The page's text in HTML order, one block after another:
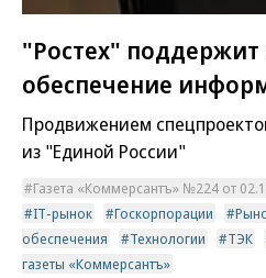
"Ростех"
обеспечение
Продвижением
из "Единой России"
Газета «Коммерсантъ» №224 от
IT-рынок
Госкорпорации
обеспечения
Технологии ТЭК
газеты «Коммерсантъ»